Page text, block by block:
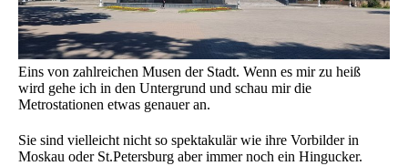
Eins von zahlreichen Musen der Stadt. Wenn es mir zu heiß
wird gehe ich in den Untergrund und schau mir die
Metrostationen etwas genauer an.
Sie sind vielleicht nicht so spektakulär wie ihre Vorbilder in
Moskau oder St.Petersburg aber immer noch ein Hingucker.